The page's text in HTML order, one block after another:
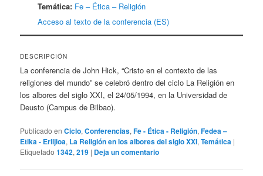
Temática: Fe – Ética – Religión
Acceso al texto de la conferencia (ES)
DESCRIPCIÓN
La conferencia de John Hick, “Cristo en el contexto de las
religiones del mundo” se celebró dentro del ciclo La Religión en
los albores del siglo XXI, el 24/05/1994, en la Universidad de
Deusto (Campus de Bilbao).
Publicado en Ciclo,Conferencias,Fe - Ética - Religión,Fedea –
Etika - Erlijioa, La Religión en los albores del siglo XXI,Temática |
Etiquetado 1342,219 | Deja un comentario